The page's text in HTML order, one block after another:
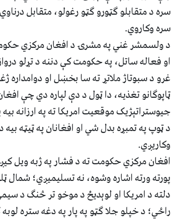
سره د متقابلو ګټورو ګټو رغولو، متقابل
سره وکاروي.
د ولسمشر غني په مشرۍ د افغان مرکزي
او فعاله ساتل، په حکومت کې دننه د تړلو
غرو د سبوتاژ ملاتړ ته سا بخښل او دوامداره
ټاپوګانو تغذیه، دا ټول د دې لپاره دي چې
جیوستراتېژیک موقعیت امریکا ته په ارزانه
د ټوپ په تمبړه بدل شي او افغانان په ټيټه بیه
وکاریږي.
افغان مرکزي حکومت ته د فشار په ژبه ویل
پورته ورته اشاره وشوه، نه تسلیمیږي؛ شمال
دلته د امریکا او لوېدیځ د موخو تر څنګ د
راځي؛ د خپلو جلا ګټو په پار په دغه ستره